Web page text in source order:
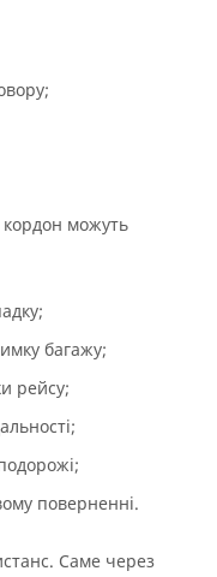
кордон можуть
багажу;
рейсу;
поверненні.
Саме через